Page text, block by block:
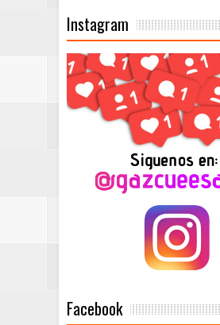
Instagram
Facebook